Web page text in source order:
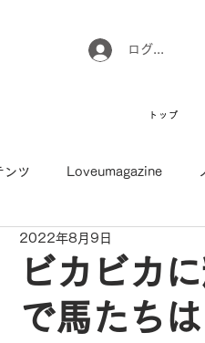
ログイン
トップ
ンツ Loveumagazine
お坊さん徒然日記
コレクション インフォメー
ビカビカ
で馬たち
2022年8月9日